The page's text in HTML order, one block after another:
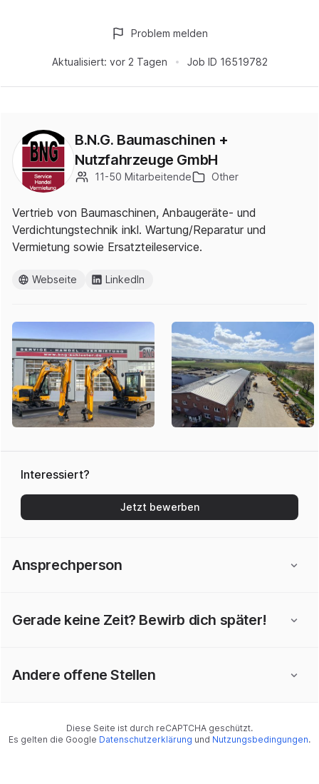
Aktualisiert: vor 2 Tagen Job ID 16519782
Problem melden
B.N.G. Baumaschinen +
Nutzfahrzeuge GmbH
11-50 Mitarbeitende Other
Vertrieb von Baumaschinen, Anbaugeräte- und
Verdichtungstechnik inkl. Wartung/Reparatur und
Vermietung sowie Ersatzteileservice.
Webseite LinkedIn
Interessiert?
Jetzt bewerben
Ansprechperson
Gerade keine Zeit? Bewirb dich später!
Andere offene Stellen
Diese Seite ist durch reCAPTCHA geschützt.
Es gelten die Google Datenschutzerklärung und Nutzungsbedingungen.